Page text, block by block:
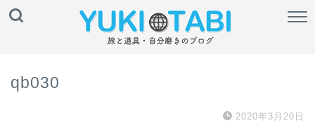
qb030
2020年3月20日